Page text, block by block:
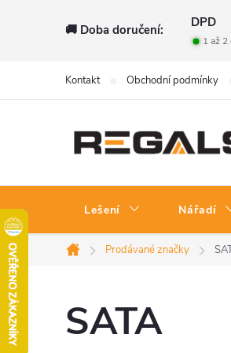
🚚 Doba doručení: DPD
1 až 2
Kontakt Obchodní podmínky
Lešení Nářadí
Domů
Prodávané značky
SATA